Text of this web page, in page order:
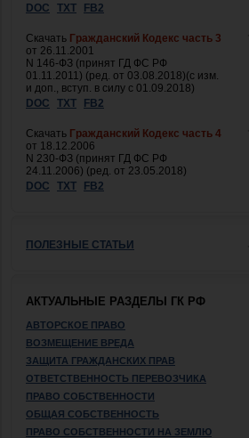
DOC
TXT FB2
Скачать Гражданский Кодекс часть 3
от 26.11.2001
N 146-ФЗ (принят ГД ФС РФ
01.11.2011) (ред. от 03.08.2018)(с изм.
и доп., вступ. в силу с 01.09.2018)
DOC
TXT FB2
Скачать Гражданский Кодекс часть 4
от 18.12.2006
N 230-ФЗ (принят ГД ФС РФ
24.11.2006) (ред. от 23.05.2018)
DOC
TXT FB2
ПОЛЕЗНЫЕ СТАТЬИ
АКТУАЛЬНЫЕ РАЗДЕЛЫ ГК РФ
АВТОРСКОЕ ПРАВО
ВОЗМЕЩЕНИЕ ВРЕДА
ЗАЩИТА ГРАЖДАНСКИХ ПРАВ
ОТВЕТСТВЕННОСТЬ ПЕРЕВОЗЧИКА
ПРАВО СОБСТВЕННОСТИ
ОБЩАЯ СОБСТВЕННОСТЬ
ПРАВО СОБСТВЕННОСТИ НА ЗЕМЛЮ